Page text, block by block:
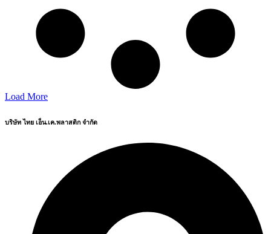
Load More
บริษัท ไทย เอ็น.เค.พลาสติก จำกัด